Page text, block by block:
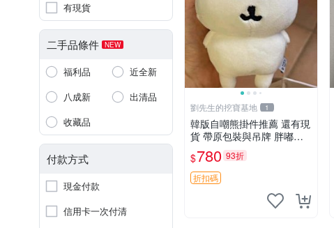
有現貨
二手品條件 NEW
福利品
近全新
八成新
出清品
收藏品
付款方式
現金付款
信用卡一次付清
劉先生的挖寶基地 1
韓版自嘲熊掛件推薦 還有現
貨 帶原包裝與吊牌 胖嘟嘟
超可愛 毛絨手感佳 小熊掛
件 自嘲抱枕 小熊抱枕
$780 93折
折扣碼